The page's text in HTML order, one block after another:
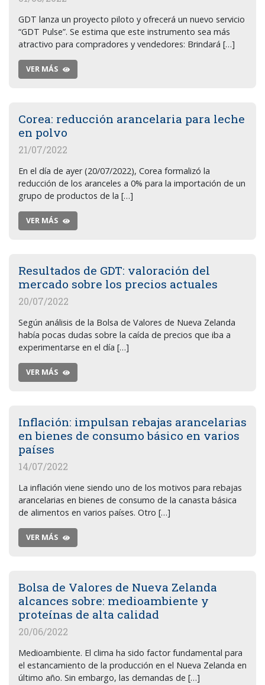
GDT lanza un proyecto piloto y ofrecerá un nuevo servicio
“GDT Pulse”. Se estima que este instrumento sea más
atractivo para compradores y vendedores: Brindará […]
VER MÁS
Corea: reducción arancelaria para leche
en polvo
21/07/2022
En el día de ayer (20/07/2022), Corea formalizó la
reducción de los aranceles a 0% para la importación de un
grupo de productos de la […]
VER MÁS
Resultados de GDT: valoración del
mercado sobre los precios actuales
20/07/2022
Según análisis de la Bolsa de Valores de Nueva Zelanda
había pocas dudas sobre la caída de precios que iba a
experimentarse en el día […]
VER MÁS
Inflación: impulsan rebajas arancelarias
en bienes de consumo básico en varios
países
14/07/2022
La inflación viene siendo uno de los motivos para rebajas
arancelarias en bienes de consumo de la canasta básica
de alimentos en varios países. Otro […]
VER MÁS
Bolsa de Valores de Nueva Zelanda
alcances sobre: medioambiente y
proteínas de alta calidad
20/06/2022
Medioambiente. El clima ha sido factor fundamental para
el estancamiento de la producción en el Nueva Zelanda en
último año. Sin embargo, las demandas de […]